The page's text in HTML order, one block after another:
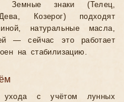
Земные знаки (Телец,
Козерог) подходят
натуральные масла,
— сейчас это работает
на стабилизацию.
ухода с учётом лунных